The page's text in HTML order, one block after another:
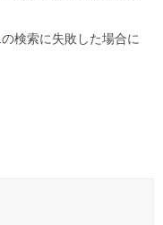
の検索に失敗した場合に